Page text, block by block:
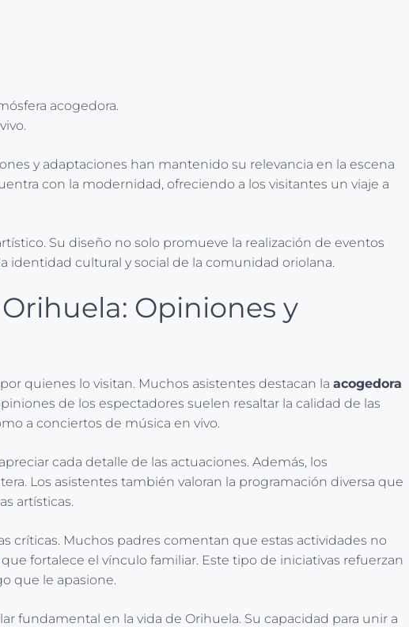
acogedora.
y adaptaciones han mantenido su relevancia en la escena
con la modernidad, ofreciendo a los visitantes un viaje a
Su diseño no solo promueve la realización de eventos
identidad cultural y social de la comunidad oriolana.
Opiniones y
quienes lo visitan. Muchos asistentes destacan la acogedora
de los espectadores suelen resaltar la calidad de las
a conciertos de música en vivo.
cada detalle de las actuaciones. Además, los
Los asistentes también valoran la programación diversa que
artísticas.
críticas. Muchos padres comentan que estas actividades no
que fortalece el vínculo familiar. Este tipo de iniciativas refuerzan
que le apasione.
fundamental en la vida de Orihuela. Su capacidad para unir a